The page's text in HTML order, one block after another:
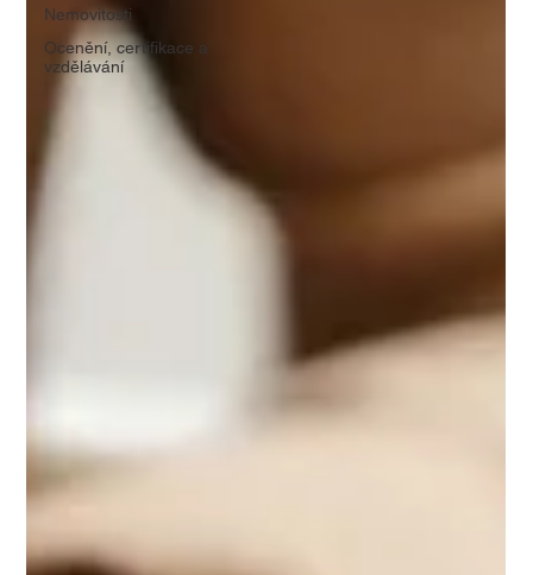
Nemovitosti
Ocenění, certifikace a
vzdělávání